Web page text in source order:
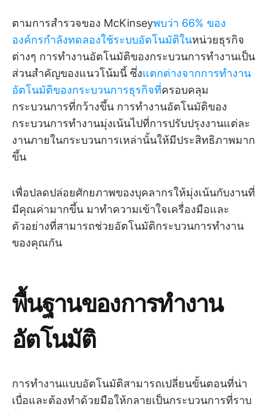
ตามการสำรวจของ McKinseyพบว่า 66% ของ
องค์กรกำลังทดลองใช้ระบบอัตโนมัติในหน่วยธุรกิจ
ต่างๆ การทำงานอัตโนมัติของกระบวนการทำงานเป็น
ส่วนสำคัญของแนวโน้มนี้ ซึ่งแตกต่างจากการทำงาน
อัตโนมัติของกระบวนการธุรกิจที่ครอบคลุม
กระบวนการที่กว้างขึ้น การทำงานอัตโนมัติของ
กระบวนการทำงานมุ่งเน้นไปที่การปรับปรุงงานแต่ละ
งานภายในกระบวนการเหล่านั้นให้มีประสิทธิภาพมาก
ขึ้น
เพื่อปลดปล่อยศักยภาพของบุคลากรให้มุ่งเน้นกับงานที่
มีคุณค่ามากขึ้น มาทำความเข้าใจเครื่องมือและ
ตัวอย่างที่สามารถช่วยอัตโนมัติกระบวนการทำงาน
ของคุณกัน
พื้นฐานของการทำงาน
อัตโนมัติ
การทำงานแบบอัตโนมัติสามารถเปลี่ยนขั้นตอนที่น่า
เบื่อและต้องทำด้วยมือให้กลายเป็นกระบวนการที่ราบ